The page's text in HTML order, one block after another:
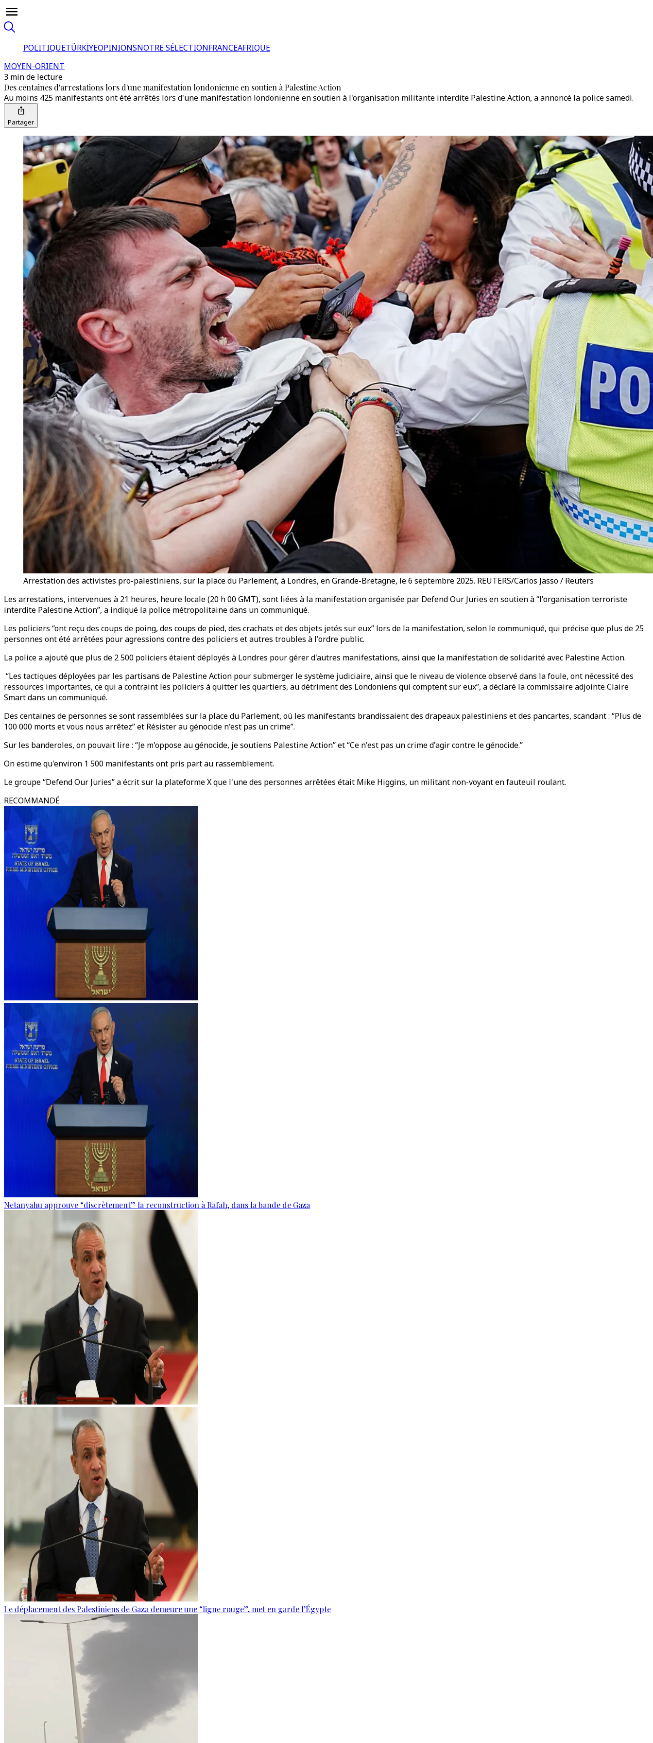
POLITIQUETÜRKİYEOPINIONSNOTRE SÉLECTIONFRANCEAFRIQUE
MOYEN-ORIENT
3 min de lecture
Des centaines d'arrestations lors d'une manifestation londonienne en soutien à Palestine Action
Au moins 425 manifestants ont été arrêtés lors d'une manifestation londonienne en soutien à l'organisation militante interdite Palestine Action, a annoncé la police samedi.
Partager
Arrestation des activistes pro-palestiniens, sur la place du Parlement, à Londres, en Grande-Bretagne, le 6 septembre 2025. REUTERS/Carlos Jasso / Reuters
Les arrestations, intervenues à 21 heures, heure locale (20 h 00 GMT), sont liées à la manifestation organisée par Defend Our Juries en soutien à “l'organisation terroriste
interdite Palestine Action”, a indiqué la police métropolitaine dans un communiqué.
Les policiers “ont reçu des coups de poing, des coups de pied, des crachats et des objets jetés sur eux” lors de la manifestation, selon le communiqué, qui précise que plus de 25
personnes ont été arrêtées pour agressions contre des policiers et autres troubles à l'ordre public.
La police a ajouté que plus de 2 500 policiers étaient déployés à Londres pour gérer d'autres manifestations, ainsi que la manifestation de solidarité avec Palestine Action.
“Les tactiques déployées par les partisans de Palestine Action pour submerger le système judiciaire, ainsi que le niveau de violence observé dans la foule, ont nécessité des
ressources importantes, ce qui a contraint les policiers à quitter les quartiers, au détriment des Londoniens qui comptent sur eux”, a déclaré la commissaire adjointe Claire
Smart dans un communiqué.
Des centaines de personnes se sont rassemblées sur la place du Parlement, où les manifestants brandissaient des drapeaux palestiniens et des pancartes, scandant : “Plus de
100 000 morts et vous nous arrêtez” et Résister au génocide n'est pas un crime”.
Sur les banderoles, on pouvait lire : “Je m'oppose au génocide, je soutiens Palestine Action” et “Ce n'est pas un crime d'agir contre le génocide.”
On estime qu'environ 1 500 manifestants ont pris part au rassemblement.
Le groupe “Defend Our Juries” a écrit sur la plateforme X que l'une des personnes arrêtées était Mike Higgins, un militant non-voyant en fauteuil roulant.
RECOMMANDÉ
Netanyahu approuve “discrètement” la reconstruction à Rafah, dans la bande de Gaza
Le déplacement des Palestiniens de Gaza demeure une “ligne rouge”, met en garde l’Égypte